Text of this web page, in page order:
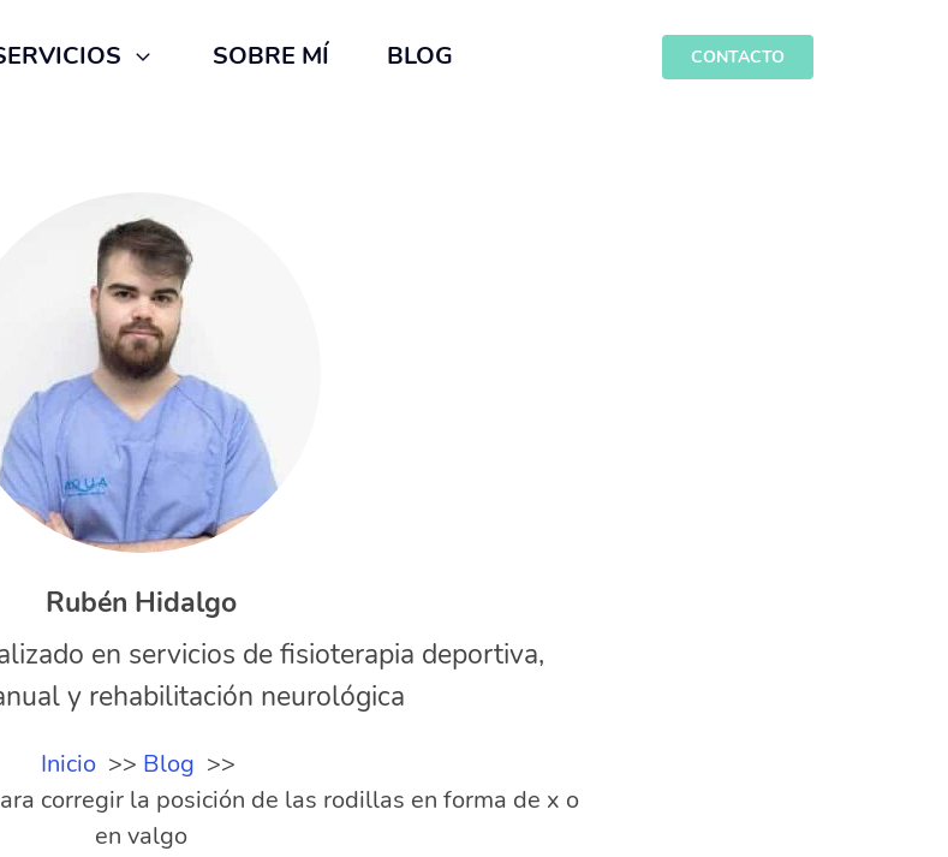
SOBRE MÍ BLOG CONTACTO
Rubén Hidalgo
en servicios de fisioterapia deportiva,
y rehabilitación neurológica
Inicio
Blog
corregir la posición de las rodillas en forma de x o
en valgo